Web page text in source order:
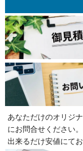
あなただけのオリジ
にお問合せください。
出来るだけ安値にて